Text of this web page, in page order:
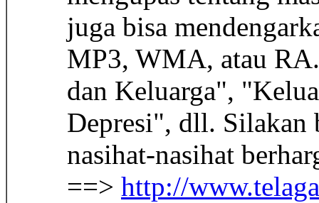
juga bisa
MP3, WMA, atau
dan Keluarga",
Depresi", dll.
nasihat-nasihat
==> http://